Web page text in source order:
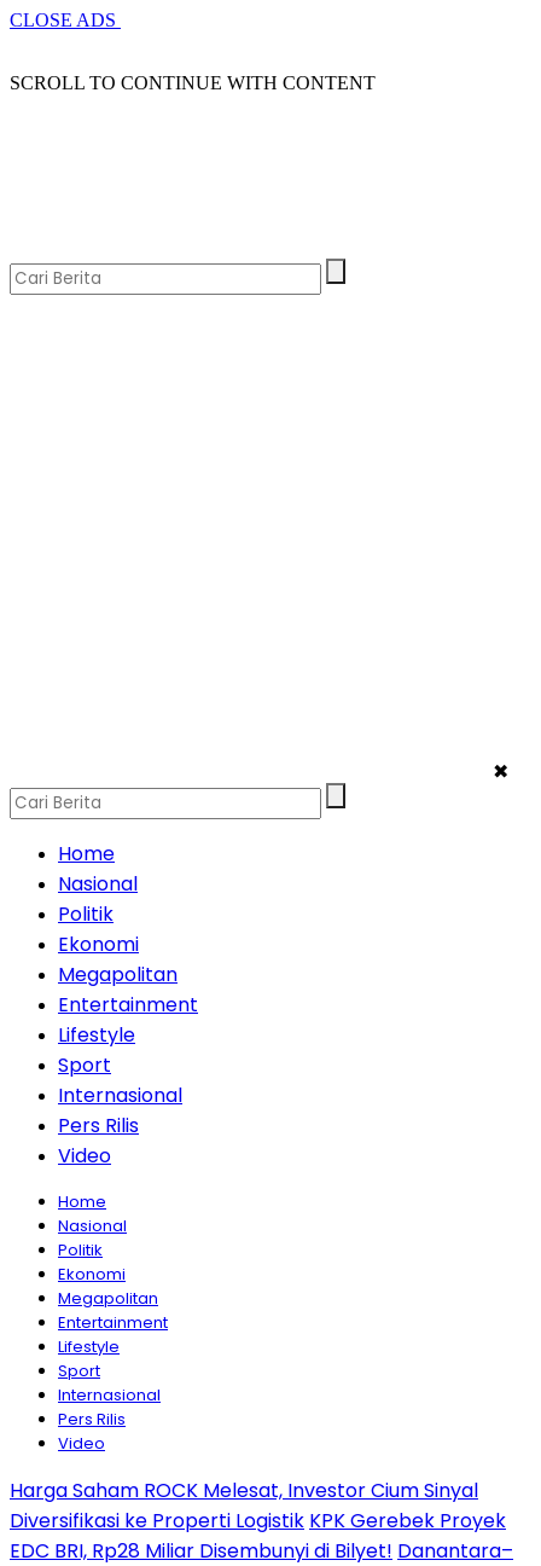
CLOSE ADS
SCROLL TO CONTINUE WITH CONTENT
✖
Home
Nasional
Politik
Ekonomi
Megapolitan
Entertainment
Lifestyle
Sport
Internasional
Pers Rilis
Video
Home
Nasional
Politik
Ekonomi
Megapolitan
Entertainment
Lifestyle
Sport
Internasional
Pers Rilis
Video
Harga Saham ROCK Melesat, Investor Cium Sinyal
Diversifikasi ke Properti Logistik KPK Gerebek Proyek
EDC BRI, Rp28 Miliar Disembunyi di Bilyet! Danantara–